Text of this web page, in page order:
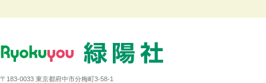
〒183-0033 東京都府中市分梅町3-58-1